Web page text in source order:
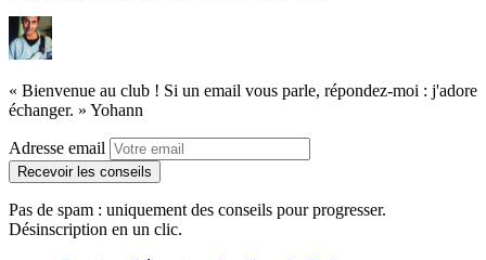
« Bienvenue au club ! Si un email vous parle, répondez-moi : j'adore
échanger. » Yohann
Adresse email
Recevoir les conseils
Pas de spam : uniquement des conseils pour progresser.
Désinscription en un clic.